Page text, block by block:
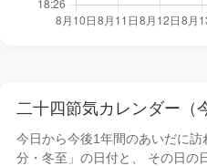
二十四節気カレンダー（
今日から今後1年間のあいだに訪
分・冬至」の日付と、 その日の